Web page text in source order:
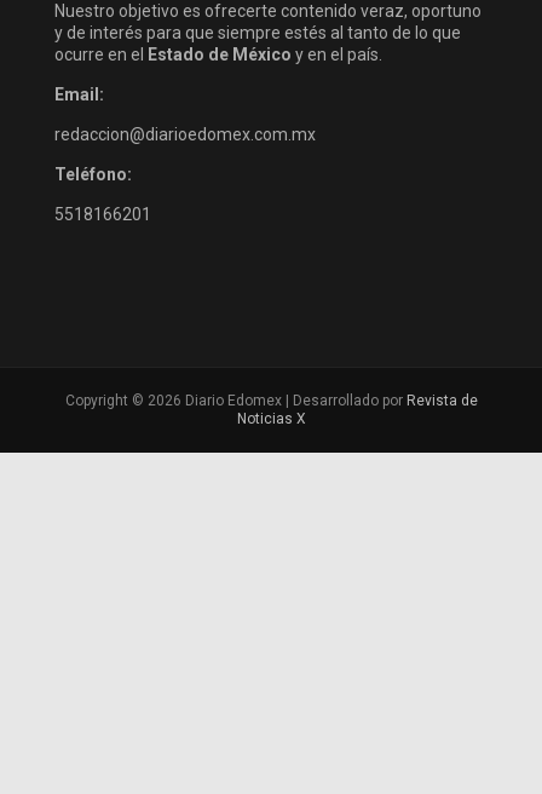
Nuestro objetivo es ofrecerte contenido veraz, oportuno
y de interés para que siempre estés al tanto de lo que
ocurre en el
Estado de México y en el país.
Email:
redaccion@diarioedomex.com.mx
Teléfono:
5518166201
Copyright © 2026 Diario Edomex | Desarrollado por Revista de
Noticias X